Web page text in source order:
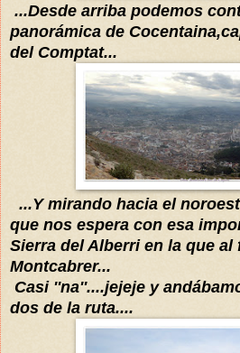
...Desde arriba podemos
panorámica de C
del Comptat...
...Y mirando hacia el
que nos espera con esa
Sierra del Alberrien la que al
Montcabrer...
Casi ''na''....jejeje y
dos de la ruta....